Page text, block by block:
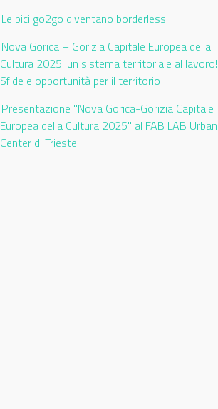
Le bici go2go diventano borderless
Nova Gorica – Gorizia Capitale Europea della
Cultura 2025: un sistema territoriale al lavoro!
Sfide e opportunità per il territorio
Presentazione "Nova Gorica-Gorizia Capitale
Europea della Cultura 2025" al FAB LAB Urban
Center di Trieste